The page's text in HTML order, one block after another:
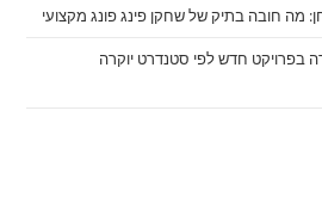
מה חובה בתיק של שחקן פינג פונג מקצועי
בפרויקט חדש לפי סטנדרט יוקרה